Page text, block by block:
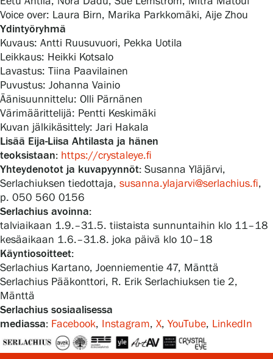
Voice over: Laura Birn, Marika Parkkomäki, Aije Zhou
Ydintyöryhmä
Kuvaus: Antti Ruusuvuori, Pekka Uotila
Leikkaus: Heikki Kotsalo
Lavastus: Tiina Paavilainen
Puvustus: Johanna Vainio
Äänisuunnittelu: Olli Pärnänen
Värimäärittelijä: Pentti Keskimäki
Kuvan jälkikäsittely: Jari Hakala
Lisää Eija-Liisa Ahtilasta ja hänen
teoksistaan: https://crystaleye.fi
Yhteydenotot ja kuvapyynnöt: Susanna Yläjärvi,
Serlachiuksen tiedottaja, susanna.ylajarvi@serlachius.fi,
p. 050 560 0156
Serlachius avoinna:
talviaikaan 1.9.–31.5. tiistaista sunnuntaihin klo 11–18
kesäaikaan 1.6.–31.8. joka päivä klo 10–18
Käyntiosoitteet:
Serlachius Kartano, Joenniementie 47, Mänttä
Serlachius Pääkonttori, R. Erik Serlachiuksen tie 2,
Mänttä
Serlachius sosiaalisessa
mediassa: Facebook, Instagram, X, YouTube, LinkedIn